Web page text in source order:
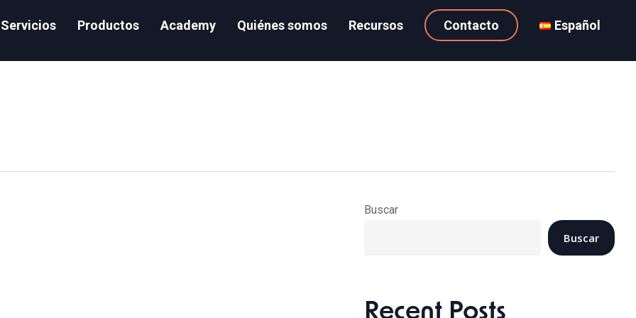
Servicios Productos Academy Quiénes somos Recursos Contacto Español
Buscar
Buscar